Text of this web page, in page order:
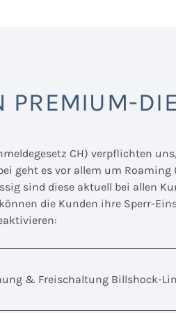
PREMIUM-
CH) verpflichten
geht es vor allem um
sind diese aktuell bei allen
können die Kunden ihre Sperr-
& Freischaltung Billshock-